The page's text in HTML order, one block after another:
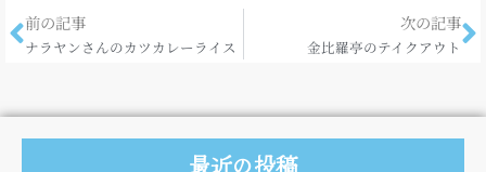
前の記事
ナラヤンさんのカツカレーライス
次の記事
金比羅亭のテイクアウト
最近の投稿